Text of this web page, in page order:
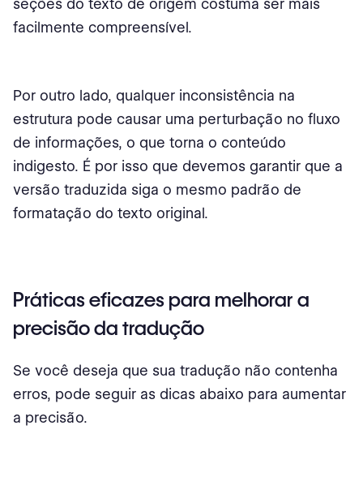
seções do texto de origem costuma ser mais
facilmente compreensível.
Por outro lado, qualquer inconsistência na
estrutura pode causar uma perturbação no fluxo
de informações, o que torna o conteúdo
indigesto. É por isso que devemos garantir que a
versão traduzida siga o mesmo padrão de
formatação do texto original.
Práticas eficazes para melhorar a
precisão da tradução
Se você deseja que sua tradução não contenha
erros, pode seguir as dicas abaixo para aumentar
a precisão.